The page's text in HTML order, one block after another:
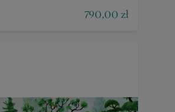
790,00 zł